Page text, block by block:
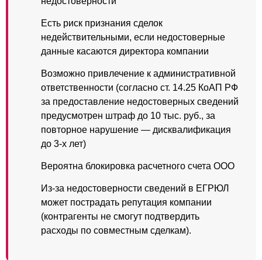
Есть риск признания сделок
недействительными, если недостоверные
данные касаются директора компании
Возможно привлечение к административной
ответственности (согласно ст. 14.25 КоАП РФ
за предоставление недостоверных сведений
предусмотрен штраф до 10 тыс. руб., за
повторное нарушение — дисквалификация
до 3-х лет)
Вероятна блокировка расчетного счета ООО
Из-за недостоверности сведений в ЕГРЮЛ
может пострадать репутация компании
(контрагенты не смогут подтвердить
расходы по совместным сделкам).